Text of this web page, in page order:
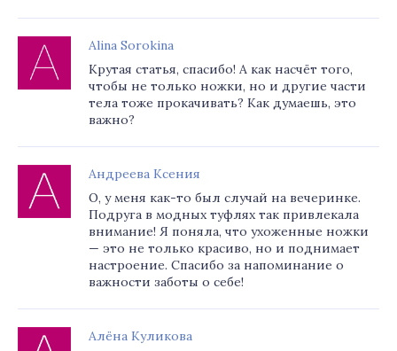
Alina Sorokina
Крутая статья, спасибо! А как насчёт того,
чтобы не только ножки, но и другие части
тела тоже прокачивать? Как думаешь, это
важно?
Андреева Ксения
О, у меня как-то был случай на вечеринке.
Подруга в модных туфлях так привлекала
внимание! Я поняла, что ухоженные ножки
— это не только красиво, но и поднимает
настроение. Спасибо за напоминание о
важности заботы о себе!
Алёна Куликова